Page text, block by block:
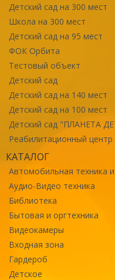
Детский сад на 300 мест
Школа на 300 мест
Детский сад на 95 мест
ФОК Орбита
Тестовый объект
Детский сад
Детский сад на 140 мест
Детский сад на 100 мест
Детский сад "ПЛАНЕТА
Реабилитационный центр
КАТАЛОГ
Автомобильная техника
Аудио-Видео техника
Библиотека
Бытовая и оргтехника
Видеокамеры
Входная зона
Гардероб
Детское